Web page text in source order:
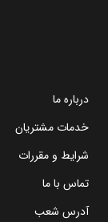
درباره ما
خدمات مشتریان
شرایط و مقررات
تماس با ما
آدرس شعب